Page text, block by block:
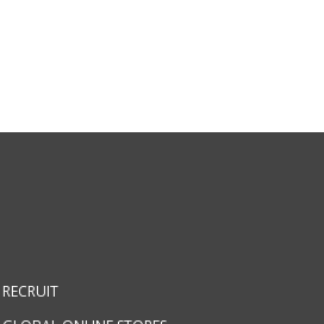
RECRUIT